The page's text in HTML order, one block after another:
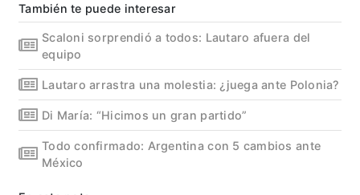
También te puede interesar
Scaloni sorprendió a todos: Lautaro afuera del
equipo
Lautaro arrastra una molestia: ¿juega ante Polonia?
Di María: “Hicimos un gran partido”
Todo confirmado: Argentina con 5 cambios ante
México